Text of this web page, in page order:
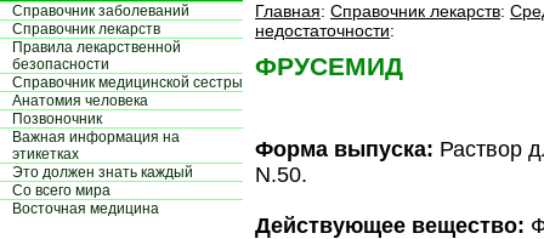
Справочник заболеваний
Справочник лекарств
Правила лекарственной
безопасности
Справочник медицинской сестры
Aнатомия человека
Позвоночник
Важная информация на
этикетках
Это должен знать каждый
Со всего мира
Восточная медицина
Главная: Справочник лекарств:
недостаточности:
ФРУСЕМИД
Форма выпуска: Раствор
N.50.
Действующее вещество: